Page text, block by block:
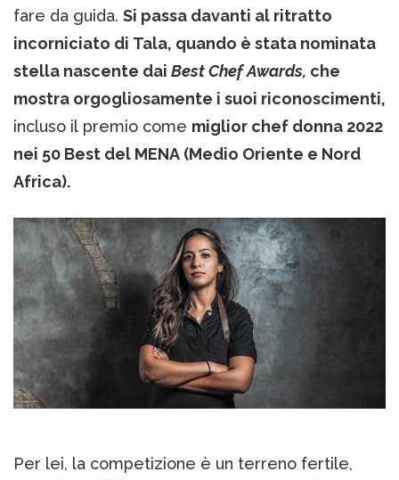
fare da guida. Si passa davanti al ritratto
incorniciato di Tala, quando è stata nominata
stella nascente dai Best Chef Awards, che
mostra orgogliosamente i suoi riconoscimenti,
incluso il premio come miglior chef donna 2022
nei 50 Best del MENA (Medio Oriente e Nord
Africa).
Per lei, la competizione è un terreno fertile,